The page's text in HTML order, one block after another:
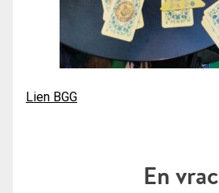
Lien BGG
En vrac